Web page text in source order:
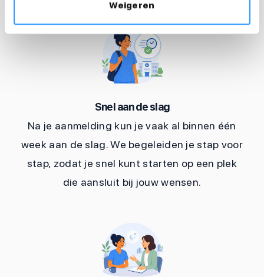
Weigeren
Snel aan de slag
Na je aanmelding kun je vaak al binnen één
week aan de slag. We begeleiden je stap voor
stap, zodat je snel kunt starten op een plek
die aansluit bij jouw wensen.